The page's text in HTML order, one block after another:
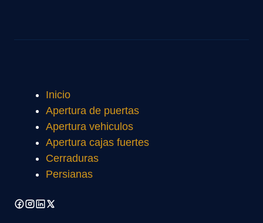
Inicio
Apertura de puertas
Apertura vehiculos
Apertura cajas fuertes
Cerraduras
Persianas